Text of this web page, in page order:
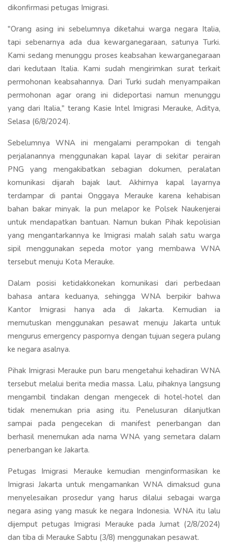
dikonfirmasi petugas Imigrasi.
"Orang asing ini sebelumnya diketahui warga negara Italia,
tapi sebenarnya ada dua kewarganegaraan, satunya Turki.
Kami sedang menunggu proses keabsahan kewarganegaraan
dari kedutaan Italia. Kami sudah mengirimkan surat terkait
permohonan keabsahannya. Dari Turki sudah menyampaikan
permohonan agar orang ini dideportasi namun menunggu
yang dari Italia," terang Kasie Intel Imigrasi Merauke, Aditya,
Selasa (6/8/2024).
Sebelumnya WNA ini mengalami perampokan di tengah
perjalanannya menggunakan kapal layar di sekitar perairan
PNG yang mengakibatkan sebagian dokumen, peralatan
komunikasi dijarah bajak laut. Akhirnya kapal layarnya
terdampar di pantai Onggaya Merauke karena kehabisan
bahan bakar minyak. Ia pun melapor ke Polsek Naukenjerai
untuk mendapatkan bantuan. Namun bukan Pihak kepolisian
yang mengantarkannya ke Imigrasi malah salah satu warga
sipil menggunakan sepeda motor yang membawa WNA
tersebut menuju Kota Merauke.
Dalam posisi ketidakkonekan komunikasi dari perbedaan
bahasa antara keduanya, sehingga WNA berpikir bahwa
Kantor Imigrasi hanya ada di Jakarta. Kemudian ia
memutuskan menggunakan pesawat menuju Jakarta untuk
mengurus emergency paspornya dengan tujuan segera pulang
ke negara asalnya.
Pihak Imigrasi Merauke pun baru mengetahui kehadiran WNA
tersebut melalui berita media massa. Lalu, pihaknya langsung
mengambil tindakan dengan mengecek di hotel-hotel dan
tidak menemukan pria asing itu. Penelusuran dilanjutkan
sampai pada pengecekan di manifest penerbangan dan
berhasil menemukan ada nama WNA yang semetara dalam
penerbangan ke Jakarta.
Petugas Imigrasi Merauke kemudian menginformasikan ke
Imigrasi Jakarta untuk mengamankan WNA dimaksud guna
menyelesaikan prosedur yang harus dilalui sebagai warga
negara asing yang masuk ke negara Indonesia. WNA itu lalu
dijemput petugas Imigrasi Merauke pada Jumat (2/8/2024)
dan tiba di Merauke Sabtu (3/8) menggunakan pesawat.